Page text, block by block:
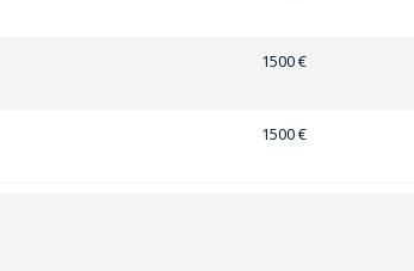
1500 €
1500 €